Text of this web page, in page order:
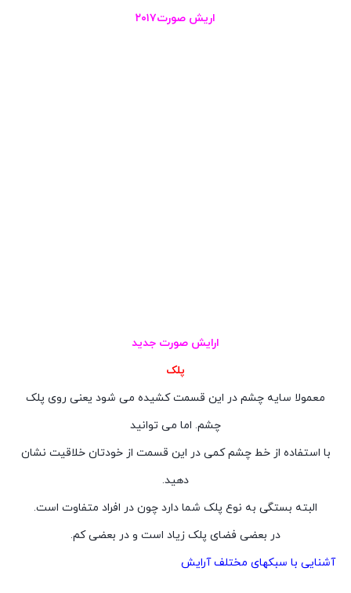
اریش صورت۲۰۱۷
ارایش صورت جدید
پلک
معمولا سایه چشم در این قسمت کشیده می شود یعنی روی پلک
چشم. اما می توانید
با استفاده از خط چشم کمی در این قسمت از خودتان خلاقیت نشان
دهید.
البته بستگی به نوع پلک شما دارد چون در افراد متفاوت است.
در بعضی فضای پلک زیاد است و در بعضی کم.
آشنایی با سبکهای مختلف آرایش